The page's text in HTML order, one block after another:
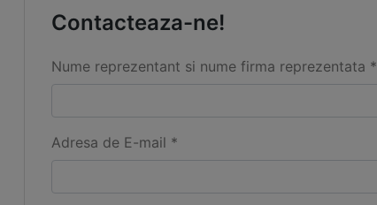
Contacteaza-ne!
Nume reprezentant si nume firma reprezentata *
Adresa de E-mail *